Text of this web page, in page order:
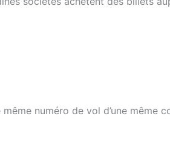
numéro de vol d’une même